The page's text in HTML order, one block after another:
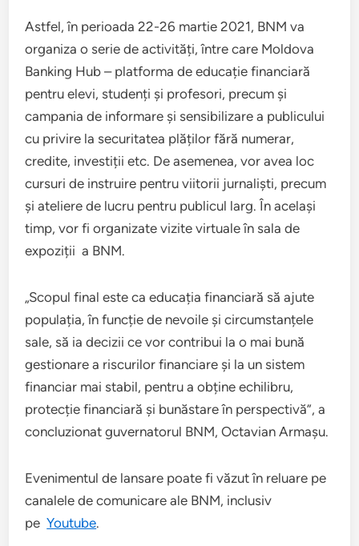
Astfel, în perioada 22-26 martie 2021, BNM va
organiza o serie de activități, între care Moldova
Banking Hub – platforma de educație financiară
pentru elevi, studenți și profesori, precum și
campania de informare și sensibilizare a publicului
cu privire la securitatea plăților fără numerar,
credite, investiții etc. De asemenea, vor avea loc
cursuri de instruire pentru viitorii jurnaliști, precum
și ateliere de lucru pentru publicul larg. În același
timp, vor fi organizate vizite virtuale în sala de
expoziții a BNM.
„Scopul final este ca educația financiară să ajute
populația, în funcție de nevoile și circumstanțele
sale, să ia decizii ce vor contribui la o mai bună
gestionare a riscurilor financiare și la un sistem
financiar mai stabil, pentru a obține echilibru,
protecție financiară și bunăstare în perspectivă”, a
concluzionat guvernatorul BNM, Octavian Armașu.
Evenimentul de lansare poate fi văzut în reluare pe
canalele de comunicare ale BNM, inclusiv
peYoutube.